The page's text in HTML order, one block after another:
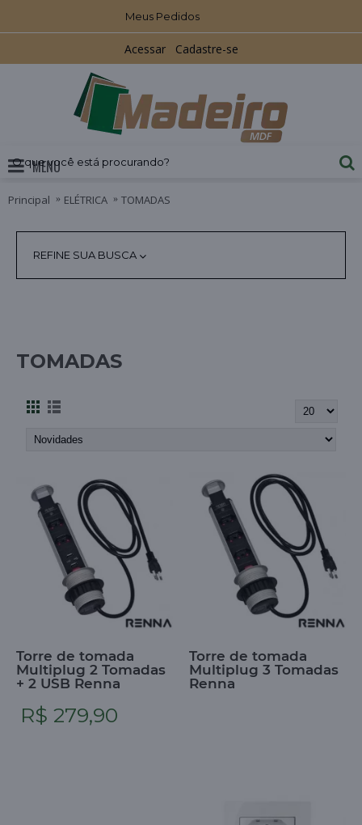
Meus Pedidos
Acessar Cadastre-se
MENU
Principal ELÉTRICA TOMADAS
REFINE SUA BUSCA
TOMADAS
Torre de tomada
Multiplug 2 Tomadas
+ 2 USB Renna
R$ 279,90
Torre de tomada
Multiplug 3 Tomadas
Renna